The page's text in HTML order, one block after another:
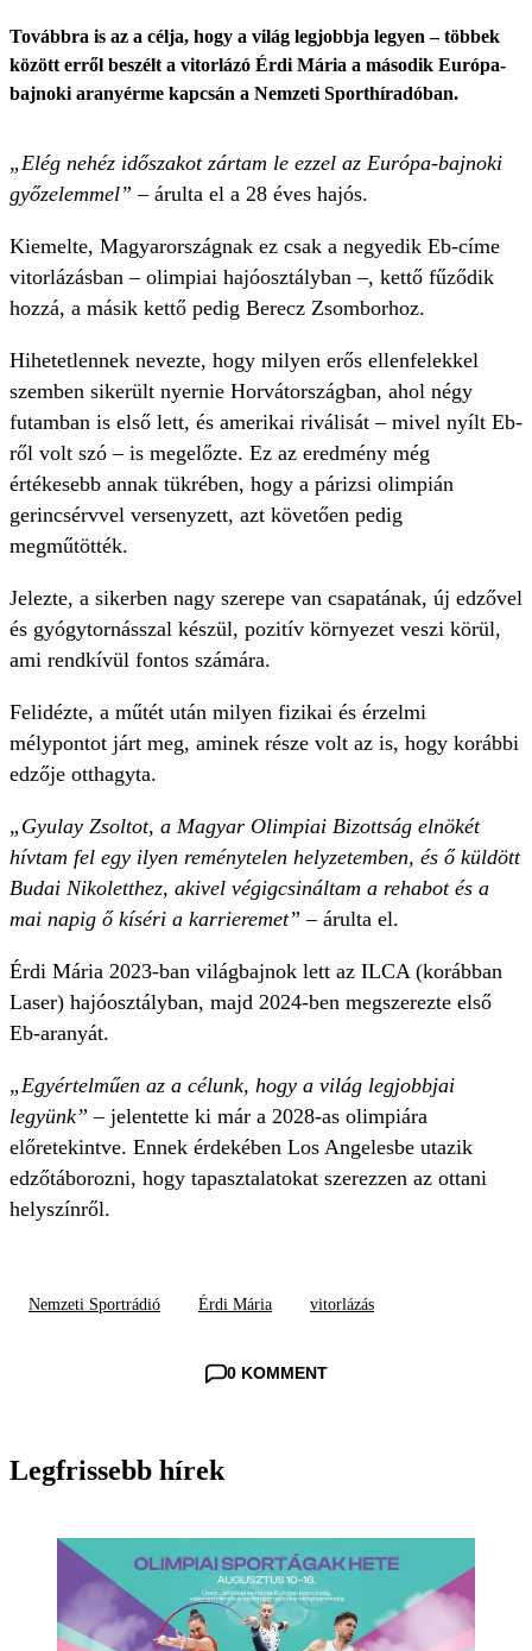
Továbbra is az a célja, hogy a világ legjobbja legyen – többek
között erről beszélt a vitorlázó Érdi Mária a második Európa-
bajnoki aranyérme kapcsán a Nemzeti Sporthíradóban.
„Elég nehéz időszakot zártam le ezzel az Európa-bajnoki
győzelemmel” – árulta el a 28 éves hajós.
Kiemelte, Magyarországnak ez csak a negyedik Eb-címe
vitorlázásban – olimpiai hajóosztályban –, kettő fűződik
hozzá, a másik kettő pedig Berecz Zsomborhoz.
Hihetetlennek nevezte, hogy milyen erős ellenfelekkel
szemben sikerült nyernie Horvátországban, ahol négy
futamban is első lett, és amerikai riválisát – mivel nyílt Eb-
ről volt szó – is megelőzte. Ez az eredmény még
értékesebb annak tükrében, hogy a párizsi olimpián
gerincsérvvel versenyzett, azt követően pedig
megműtötték.
Jelezte, a sikerben nagy szerepe van csapatának, új edzővel
és gyógytornásszal készül, pozitív környezet veszi körül,
ami rendkívül fontos számára.
Felidézte, a műtét után milyen fizikai és érzelmi
mélypontot járt meg, aminek része volt az is, hogy korábbi
edzője otthagyta.
„Gyulay Zsoltot, a Magyar Olimpiai Bizottság elnökét
hívtam fel egy ilyen reménytelen helyzetemben, és ő küldött
Budai Nikoletthez, akivel végigcsináltam a rehabot és a
mai napig ő kíséri a karrieremet”– árulta el.
Érdi Mária 2023-ban világbajnok lett az ILCA (korábban
Laser) hajóosztályban, majd 2024-ben megszerezte első
Eb-aranyát.
„Egyértelműen az a célunk, hogy a világ legjobbjai
legyünk”– jelentette ki már a 2028-as olimpiára
előretekintve. Ennek érdekében Los Angelesbe utazik
edzőtáborozni, hogy tapasztalatokat szerezzen az ottani
helyszínről.
Nemzeti Sportrádió Érdi Mária vitorlázás
0 KOMMENT
Legfrissebb hírek